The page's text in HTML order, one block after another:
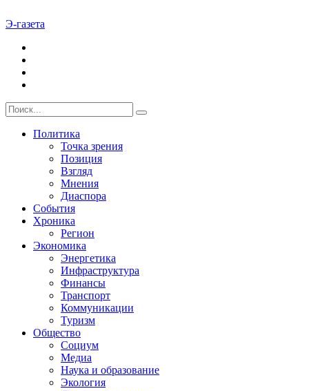
Э-газета
Политика
Точка зрения
Позиция
Взгляд
Мнения
Диаспора
События
Хроника
Регион
Экономика
Энергетика
Инфраструктура
Финансы
Транспорт
Коммуникации
Туризм
Общество
Социум
Медиа
Наука и образование
Экология